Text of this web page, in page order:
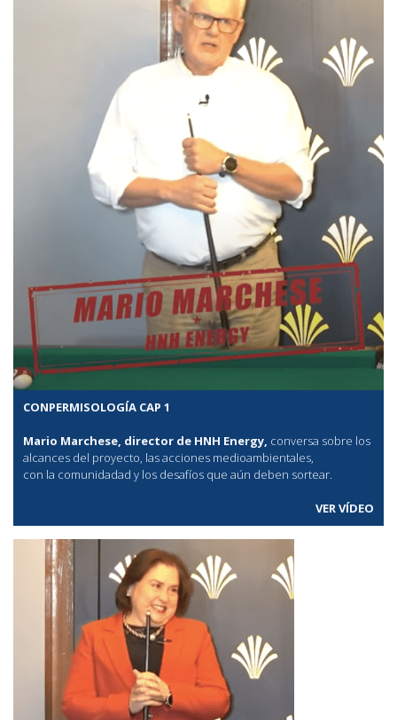
CONPERMISOLOGÍA CAP 1
Mario Marchese, director de HNH Energy, conversa sobre los
alcances del proyecto, las acciones medioambientales,
con la comunidadad y los desafíos que aún deben sortear.
VER VÍDEO